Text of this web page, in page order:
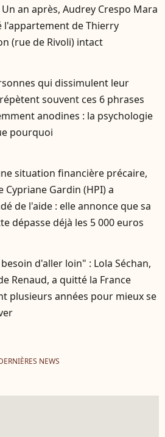
an après, Audrey Crespo Mara
l'appartement de Thierry
(rue de Rivoli) intact
qui dissimulent leur
souvent ces 6 phrases
anodines : la psychologie
pourquoi
situation financière précaire,
Cypriane Gardin (HPI) a
de l'aide : elle annonce que sa
dépasse déjà les 5 000 euros
besoin d'aller loin" : Lola Séchan,
Renaud, a quitté la France
plusieurs années pour mieux se
NEWS